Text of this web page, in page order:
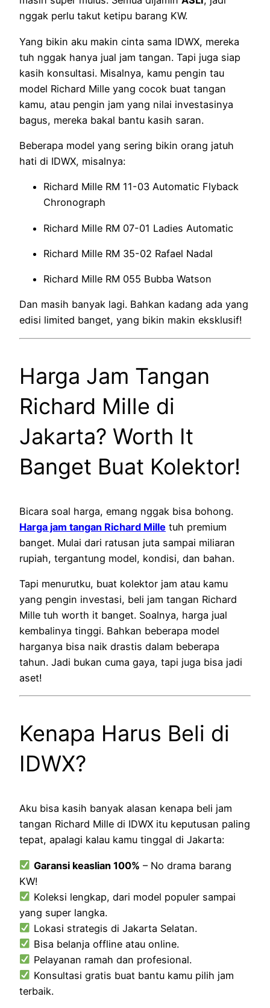
nggak perlu takut ketipu barang KW.
Yang bikin aku makin cinta sama IDWX, mereka
tuh nggak hanya jual jam tangan. Tapi juga siap
kasih konsultasi. Misalnya, kamu pengin tau
model Richard Mille yang cocok buat tangan
kamu, atau pengin jam yang nilai investasinya
bagus, mereka bakal bantu kasih saran.
Beberapa model yang sering bikin orang jatuh
hati di IDWX, misalnya:
Richard Mille RM 11-03 Automatic Flyback
Chronograph
Richard Mille RM 07-01 Ladies Automatic
Richard Mille RM 35-02 Rafael Nadal
Richard Mille RM 055 Bubba Watson
Dan masih banyak lagi. Bahkan kadang ada yang
edisi limited banget, yang bikin makin eksklusif!
Harga Jam Tangan
Richard Mille di
Jakarta? Worth It
Banget Buat Kolektor!
Bicara soal harga, emang nggak bisa bohong.
Harga jam tangan Richard Mille tuh premium
banget. Mulai dari ratusan juta sampai miliaran
rupiah, tergantung model, kondisi, dan bahan.
Tapi menurutku, buat kolektor jam atau kamu
yang pengin investasi, beli jam tangan Richard
Mille tuh worth it banget. Soalnya, harga jual
kembalinya tinggi. Bahkan beberapa model
harganya bisa naik drastis dalam beberapa
tahun. Jadi bukan cuma gaya, tapi juga bisa jadi
aset!
Kenapa Harus Beli di
IDWX?
Aku bisa kasih banyak alasan kenapa beli jam
tangan Richard Mille di IDWX itu keputusan paling
tepat, apalagi kalau kamu tinggal di Jakarta:
Garansi keaslian 100% – No drama barang
KW!
Koleksi lengkap, dari model populer sampai
yang super langka.
Lokasi strategis di Jakarta Selatan.
Bisa belanja offline atau online.
Pelayanan ramah dan profesional.
Konsultasi gratis buat bantu kamu pilih jam
terbaik.